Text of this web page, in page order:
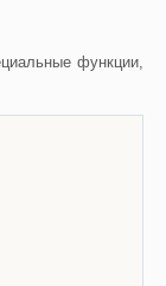
функции,